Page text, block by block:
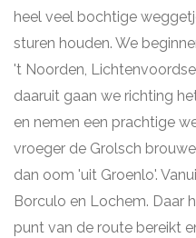
heel veel bochtige
sturen houden. We
't Noorden,
daaruit gaan we richting
en nemen een prachtige
vroeger de Grolsch
dan oom 'uit Groenlo'.
Borculo en Lochem. Daar
punt van de route bereikt